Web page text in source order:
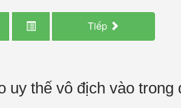
Tiếp
thế vô địch vào trong